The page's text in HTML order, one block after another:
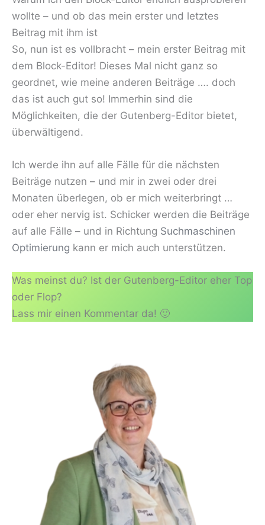
wollte – und ob das mein erster und letztes
Beitrag mit ihm ist
So, nun ist es vollbracht – mein erster Beitrag mit
dem Block-Editor! Dieses Mal nicht ganz so
geordnet, wie meine anderen Beiträge …. doch
das ist auch gut so! Immerhin sind die
Möglichkeiten, die der Gutenberg-Editor bietet,
überwältigend.
Ich werde ihn auf alle Fälle für die nächsten
Beiträge nutzen – und mir in zwei oder drei
Monaten überlegen, ob er mich weiterbringt …
oder eher nervig ist. Schicker werden die Beiträge
auf alle Fälle – und in Richtung Suchmaschinen
Optimierung kann er mich auch unterstützen.
Was meinst du? Ist der Gutenberg-Editor eher Top
oder Flop?
Lass mir einen Kommentar da! 🙂